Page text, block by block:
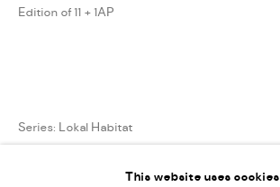
This website uses cookies
Edition of 11 + 1AP
Series: Lokal Habitat